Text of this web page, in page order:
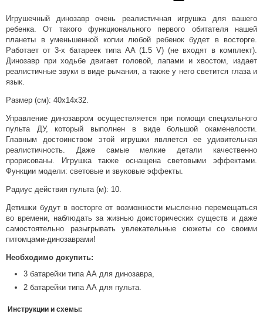
Игрушечный динозавр очень реалистичная игрушка для вашего
ребенка. От такого функционального первого обитателя нашей
планеты в уменьшенной копии любой ребенок будет в восторге.
Работает от 3-х батареек типа АА (1.5 V) (не входят в комплект).
Динозавр при ходьбе двигает головой, лапами и хвостом, издает
реалистичные звуки в виде рычания, а также у него светится глаза и
язык.
Размер (см): 40х14х32.
Управление динозавром осуществляется при помощи специального
пульта ДУ, который выполнен в виде большой окаменелости.
Главным достоинством этой игрушки является ее удивительная
реалистичность. Даже самые мелкие детали качественно
прорисованы. Игрушка также оснащена световыми эффектами.
Функции модели: световые и звуковые эффекты.
Радиус действия пульта (м): 10.
Детишки будут в восторге от возможности мысленно перемещаться
во времени, наблюдать за жизнью доисторических существ и даже
самостоятельно разыгрывать увлекательные сюжеты со своими
питомцами-динозаврами!
Необходимо докупить:
3 батарейки типа АА для динозавра,
2 батарейки типа АА для пульта.
Инструкции и схемы: